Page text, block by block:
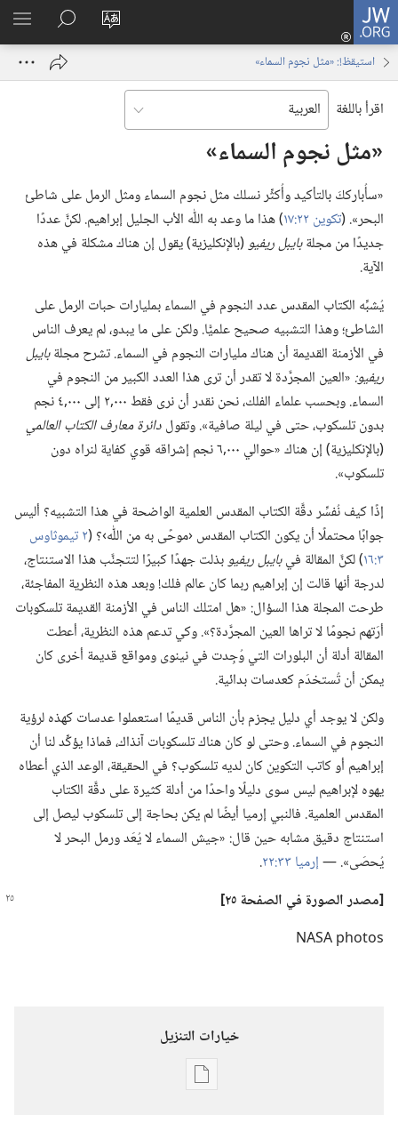
JW.ORG
تغيير
الموقع
تسجيل
الدخول
نافذة
البحث
في
JW.‎ORG
استيقظ!‏:‏ «مثل نجوم السماء»
اقرأ باللغة
‏«مثل نجوم السماء»‏
‏«سأُبارككَ بالتأكيد وأُكثِّر نسلك مثل نجوم السماء ومثل الرمل على شاطئ
البحر».‏ (‏تكوين ٢٢:‏١٧
‏)‏ هذا ما وعد به اللّٰه الأب الجليل إبراهيم.‏ لكنَّ عددًا
جديدًا من مجلةبايبل ريفيو(‏بالإنكليزية)‏ يقول إن هناك مشكلة في هذه
الآية.‏
يُشبِّه الكتاب المقدس عدد النجوم في السماء بمليارات حبات الرمل على
الشاطئ؛‏ وهذا التشبيه صحيح علميًّا.‏ ولكن على ما يبدو،‏ لم يعرف الناس
في الأزمنة القديمة أن هناك مليارات النجوم في السماء.‏ تشرح مجلةبايبل
ريفيو:‏ «العين المجرَّدة لا تقدر أن ترى هذا العدد الكبير من النجوم في
السماء.‏ وبحسب علماء الفلك،‏ نحن نقدر أن نرى فقط ٠٠٠‏,٢ إلى ٠٠٠‏,٤ نجم
بدون تلسكوب،‏ حتى في ليلة صافية».‏ وتقولدائرة معارف الكتاب العالمي
(‏بالإنكليزية)‏ إن هناك «حوالي ٠٠٠‏,٦ نجم إشراقه قوي كفاية لنراه دون
تلسكوب».‏
إذًا كيف نُفسِّر دقَّة الكتاب المقدس العلمية الواضحة في هذا التشبيه؟‏ أليس
جوابًا محتملًا أن يكون الكتاب المقدس ‹موحًى به من اللّٰه›؟‏ (‏ ٢ تيموثاوس
٣:‏١٦
‏)‏ لكنَّ المقالة فيبايبل ريفيوبذلت جهدًا كبيرًا لتتجنَّب هذا الاستنتاج،‏
لدرجة أنها قالت إن إبراهيم ربما كان عالم فلك!‏ وبعد هذه النظرية المفاجئة،‏
طرحت المجلة هذا السؤال:‏ «هل امتلك الناس في الأزمنة القديمة تلسكوبات
أرَتهم نجومًا لا تراها العين المجرَّدة؟‏».‏ وكي تدعم هذه النظرية،‏ أعطت
المقالة أدلة أن البلورات التي وُجِدت في نينوى ومواقع قديمة أخرى كان
يمكن أن تُستخدَم كعدسات بدائية.‏
ولكن لا يوجد أي دليل يجزم بأن الناس قديمًا استعملوا عدسات كهذه لرؤية
النجوم في السماء.‏ وحتى لو كان هناك تلسكوبات آنذاك،‏ فماذا يؤكِّد لنا أن
إبراهيم أو كاتب التكوين كان لديه تلسكوب؟‏ في الحقيقة،‏ الوعد الذي أعطاه
يهوه لإبراهيم ليس سوى دليلًا واحدًا من أدلة كثيرة على دقَّة الكتاب
المقدس العلمية.‏ فالنبي إرميا أيضًا لم يكن بحاجة إلى تلسكوب ليصل إلى
استنتاج دقيق مشابه حين قال:‏ «جيش السماء لا يُعَد ورمل البحر لا
يُحصَى».‏ —‏إرميا ٣٣:‏٢٢
‏.‏
‏[مصدر الصورة في الصفحة ٢٥]‏
NASA photos
خيارات التنزيل
خيارات